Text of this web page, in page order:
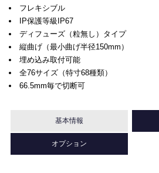
フレキシブル
IP保護等級IP67
ディフューズ（粒無し）タイプ
縦曲げ（最小曲げ半径150mm）
埋め込み取付可能
全76サイズ（特寸68種類）
66.5mm毎で切断可
基本情報
オプション